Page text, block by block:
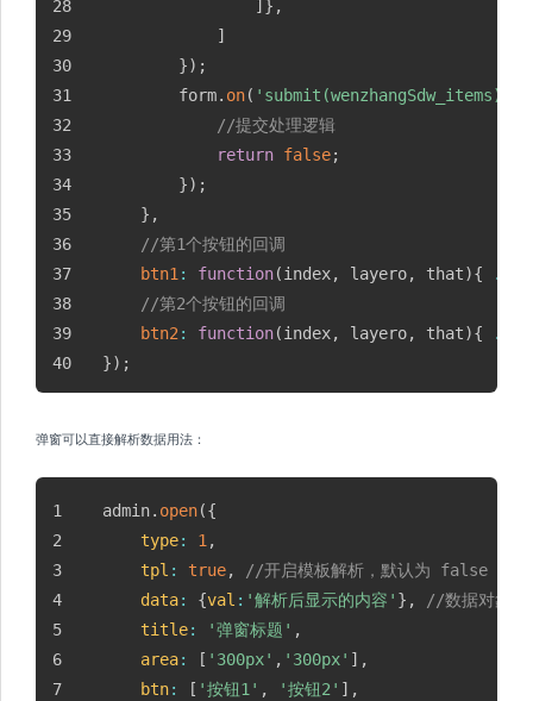
] } ,
]
}) ;
		form
. on( 'submit(wenzhangSdw_items)'
//提交处理逻辑
return false;
}) ;
} ,
//第1个按钮的回调
btn1 : function(index, layero, that){ ...
//第2个按钮的回调
btn2 : function(index, layero, that){ ...
}) ;
弹窗可以直接解析数据用法：
admin. open({
type: 1 ,
tpl : true,
//开启模板解析，默认为 false
data: {val : '解析后显示的内容' } ,
//数据对象
title: '弹窗标题' ,
area: [ '300px' , '300px' ] ,
btn: [ '按钮1' , '按钮2' ] ,